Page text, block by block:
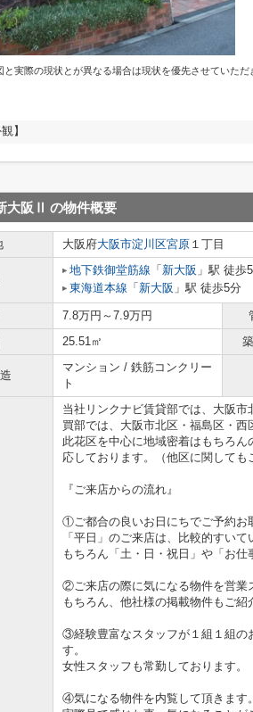
実際の現状とが異なる場合は現状を優先させていただ
】
大阪Ⅱ の物件概要
大阪府大阪市淀川区宮原 １丁目
地下鉄御堂筋線 「 新大阪 」駅 徒歩
東海道本線 「 新大阪 」駅 徒歩5分
7.8万円～7.9万円
25.51㎡
マンション / 鉄筋コンクリー
ト
当社リンクナビ賃貸部では、大阪
買部では、大阪市北区・福島区・西
此花区を中心に地域密着はもちろ
応しております。（他区に関しても
『ご来店からの流れ』
①ご都合の良いお日にちでご予約お
「平日」のご来店は、比較的すい
もちろん「土・日・祝日」や「お仕
②ご来店の際に気になる物件を営業
もちろん、他社様の掲載物件もご紹
③経験豊富なスタッフが１組１組の
す。
女性スタッフも常勤しております。
④気になる物件を内覧して頂きます。